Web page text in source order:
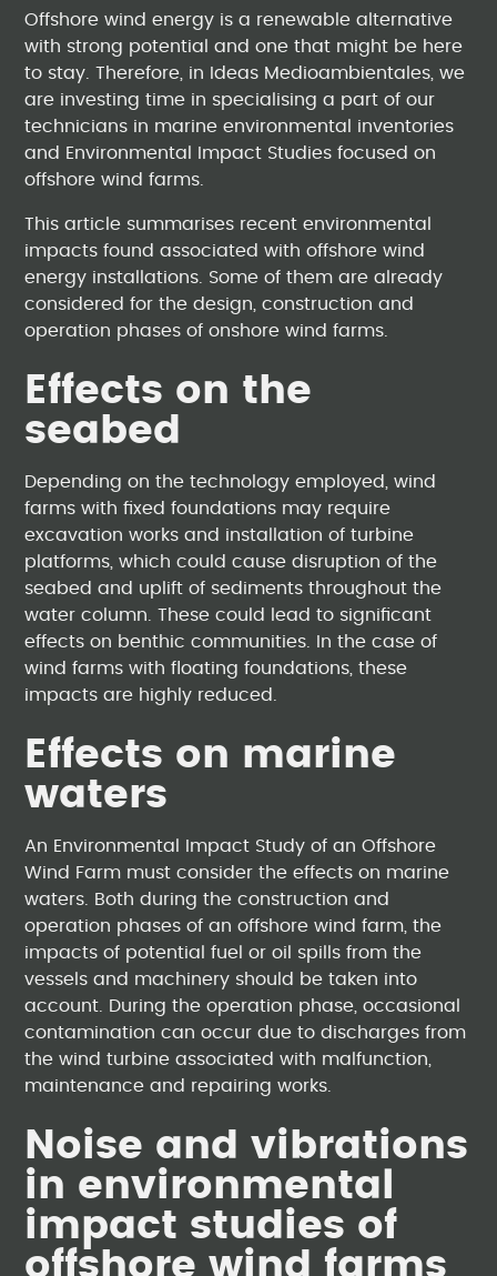
Offshore wind energy is a renewable alternative
with strong potential and one that might be here
to stay. Therefore, in Ideas Medioambientales, we
are investing time in specialising a part of our
technicians in marine environmental inventories
and Environmental Impact Studies focused on
offshore wind farms.
This article summarises recent environmental
impacts found associated with offshore wind
energy installations. Some of them are already
considered for the design, construction and
operation phases of onshore wind farms.
Effects on the
seabed
Depending on the technology employed, wind
farms with fixed foundations may require
excavation works and installation of turbine
platforms, which could cause disruption of the
seabed and uplift of sediments throughout the
water column. These could lead to significant
effects on benthic communities. In the case of
wind farms with floating foundations, these
impacts are highly reduced.
Effects on marine
waters
An Environmental Impact Study of an Offshore
Wind Farm must consider the effects on marine
waters. Both during the construction and
operation phases of an offshore wind farm, the
impacts of potential fuel or oil spills from the
vessels and machinery should be taken into
account. During the operation phase, occasional
contamination can occur due to discharges from
the wind turbine associated with malfunction,
maintenance and repairing works.
Noise and vibrations
in environmental
impact studies of
offshore wind farms